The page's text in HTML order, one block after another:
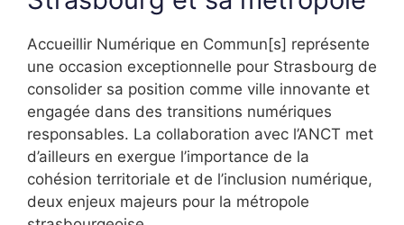
Accueillir Numérique en Commun[s] représente
une occasion exceptionnelle pour Strasbourg de
consolider sa position comme ville innovante et
engagée dans des transitions numériques
responsables. La collaboration avec l’ANCT met
d’ailleurs en exergue l’importance de la
cohésion territoriale et de l’inclusion numérique,
deux enjeux majeurs pour la métropole